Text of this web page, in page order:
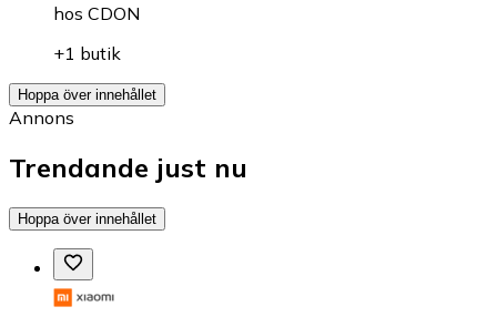
hos CDON
+1 butik
Hoppa över innehållet
Annons
Trendande just nu
Hoppa över innehållet